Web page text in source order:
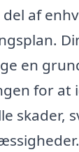
del af
en
for at
skader,